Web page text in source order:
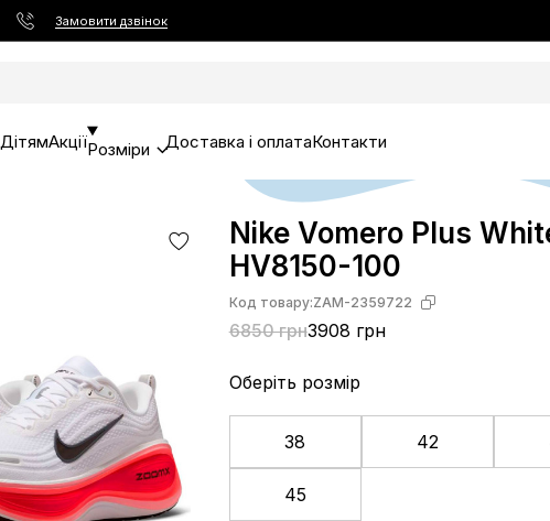
Замовити дзвінок
ДітямАкціїРозміри Доставка і оплатаКонтакти
Nike Vomero Plus
HV8150-100
Код товару:ZAM-2359722
6850 грн3908 грн
Оберіть розмір
38 42
45